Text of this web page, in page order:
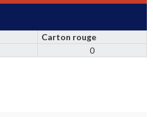
Carton rouge
0